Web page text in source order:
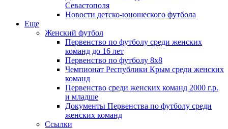
Севастополя
Новости детско-юношеского футбола
Еще
Женский футбол
Первенство по футболу среди женских
команд до 16 лет
Первенство по футболу 8х8
Чемпионат Республики Крым среди женских
команд
Первенство среди женских команд 2000 г.р.
и младше
Документы Первенства по футболу среди
женских команд
Ссылки